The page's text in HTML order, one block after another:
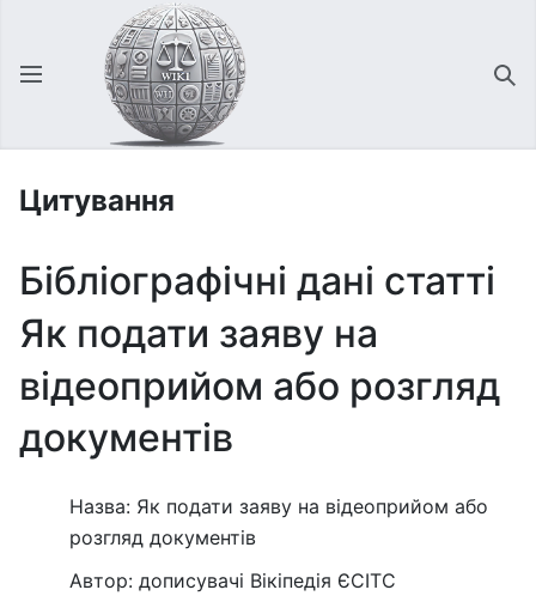
Відкрити головне меню
Цитування
Бібліографічні дані статті
Як подати заяву на
відеоприйом або розгляд
документів
Назва: Як подати заяву на відеоприйом або
розгляд документів
Автор: дописувачі Вікіпедія ЄСІТС